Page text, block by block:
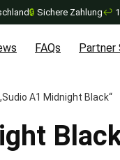
🔒 Sichere Zahlung↩
FAQs Partner
A1 Midnight Black“